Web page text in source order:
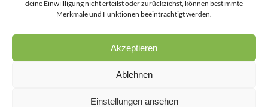
deine Einwillligung nicht erteilst oder zurückziehst, können bestimmte
Merkmale und Funktionen beeinträchtigt werden.
Akzeptieren
Ablehnen
Einstellungen ansehen
Hinweis: Auf dieser Website werden einzelne Inhalte unter Einsatz von KI-
gestützten Werkzeugen vorbereitet oder gestaltet. Dies kann Textinhalte
Veröffentlichung werden alle Inhalte durch uns kontrolliert, überarbeitet
und in den passenden inhaltlichen Zusammenhang gesetzt.